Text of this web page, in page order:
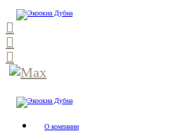
О компании